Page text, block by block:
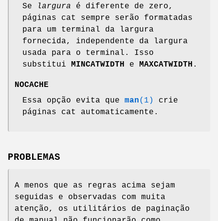
Se
largura é diferente de zero,
páginas cat sempre serão formatadas
para um terminal da largura
fornecida, independente da largura
usada para o terminal. Isso
substitui MINCATWIDTH e MAXCATWIDTH .
NOCACHE
Essa opção evita que man(1)
crie
páginas cat automaticamente.
PROBLEMAS
A menos que as regras acima sejam
seguidas e observadas com muita
atenção, os utilitários de paginação